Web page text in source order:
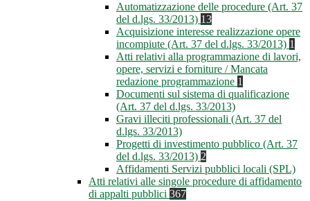
Automatizzazione delle procedure (Art. 37
del d.lgs. 33/2013) 13
Acquisizione interesse realizzazione opere
incompiute (Art. 37 del d.lgs. 33/2013) 1
Atti relativi alla programmazione di lavori,
opere, servizi e forniture / Mancata
redazione programmazione 1
Documenti sul sistema di qualificazione
(Art. 37 del d.lgs. 33/2013)
Gravi illeciti professionali (Art. 37 del
d.lgs. 33/2013)
Progetti di investimento pubblico (Art. 37
del d.lgs. 33/2013) 2
Affidamenti Servizi pubblici locali (SPL)
Atti relativi alle singole procedure di affidamento
di appalti pubblici 367